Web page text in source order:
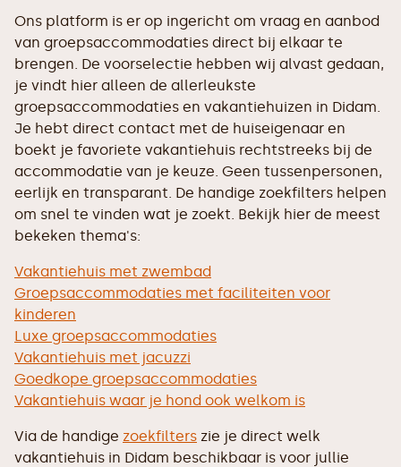
Ons platform is er op ingericht om vraag en aanbod
van groepsaccommodaties direct bij elkaar te
brengen. De voorselectie hebben wij alvast gedaan,
je vindt hier alleen de allerleukste
groepsaccommodaties en vakantiehuizen in Didam.
Je hebt direct contact met de huiseigenaar en
boekt je favoriete vakantiehuis rechtstreeks bij de
accommodatie van je keuze. Geen tussenpersonen,
eerlijk en transparant. De handige zoekfilters helpen
om snel te vinden wat je zoekt. Bekijk hier de meest
bekeken thema's:
Vakantiehuis met zwembad
Groepsaccommodaties met faciliteiten voor
kinderen
Luxe groepsaccommodaties
Vakantiehuis met jacuzzi
Goedkope groepsaccommodaties
Vakantiehuis waar je hond ook welkom is
Via de handige zoekfilters zie je direct welk
vakantiehuis in Didam beschikbaar is voor jullie